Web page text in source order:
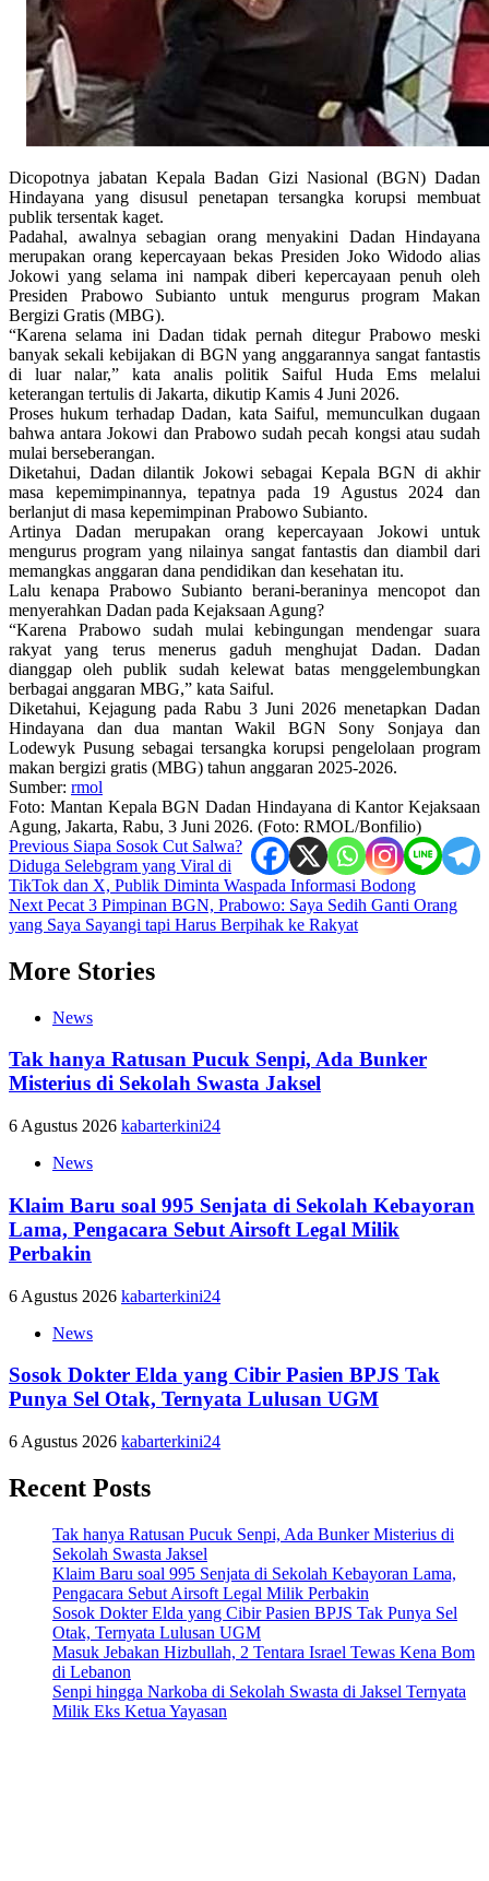
Dicopotnya jabatan Kepala Badan Gizi Nasional (BGN) Dadan
Hindayana yang disusul penetapan tersangka korupsi membuat
publik tersentak kaget.
Padahal, awalnya sebagian orang menyakini Dadan Hindayana
merupakan orang kepercayaan bekas Presiden Joko Widodo alias
Jokowi yang selama ini nampak diberi kepercayaan penuh oleh
Presiden Prabowo Subianto untuk mengurus program Makan
Bergizi Gratis (MBG).
“Karena selama ini Dadan tidak pernah ditegur Prabowo meski
banyak sekali kebijakan di BGN yang anggarannya sangat fantastis
di luar nalar,” kata analis politik Saiful Huda Ems melalui
keterangan tertulis di Jakarta, dikutip Kamis 4 Juni 2026.
Proses hukum terhadap Dadan, kata Saiful, memunculkan dugaan
bahwa antara Jokowi dan Prabowo sudah pecah kongsi atau sudah
mulai berseberangan.
Diketahui, Dadan dilantik Jokowi sebagai Kepala BGN di akhir
masa kepemimpinannya, tepatnya pada 19 Agustus 2024 dan
berlanjut di masa kepemimpinan Prabowo Subianto.
Artinya Dadan merupakan orang kepercayaan Jokowi untuk
mengurus program yang nilainya sangat fantastis dan diambil dari
memangkas anggaran dana pendidikan dan kesehatan itu.
Lalu kenapa Prabowo Subianto berani-beraninya mencopot dan
menyerahkan Dadan pada Kejaksaan Agung?
“Karena Prabowo sudah mulai kebingungan mendengar suara
rakyat yang terus menerus gaduh menghujat Dadan. Dadan
dianggap oleh publik sudah kelewat batas menggelembungkan
berbagai anggaran MBG,” kata Saiful.
Diketahui, Kejagung pada Rabu 3 Juni 2026 menetapkan Dadan
Hindayana dan dua mantan Wakil BGN Sony Sonjaya dan
Lodewyk Pusung sebagai tersangka korupsi pengelolaan program
makan bergizi gratis (MBG) tahun anggaran 2025-2026.
Sumber: rmol
Foto: Mantan Kepala BGN Dadan Hindayana di Kantor Kejaksaan
Agung, Jakarta, Rabu, 3 Juni 2026. (Foto: RMOL/Bonfilio)
Post
navigation
Previous Siapa Sosok Cut Salwa?
Diduga Selebgram yang Viral di
TikTok dan X, Publik Diminta Waspada Informasi Bodong
Next Pecat 3 Pimpinan BGN, Prabowo: Saya Sedih Ganti Orang
yang Saya Sayangi tapi Harus Berpihak ke Rakyat
More Stories
News
Tak hanya Ratusan Pucuk Senpi, Ada Bunker
Misterius di Sekolah Swasta Jaksel
6 Agustus 2026 kabarterkini24
News
Klaim Baru soal 995 Senjata di Sekolah Kebayoran
Lama, Pengacara Sebut Airsoft Legal Milik
Perbakin
6 Agustus 2026 kabarterkini24
News
Sosok Dokter Elda yang Cibir Pasien BPJS Tak
Punya Sel Otak, Ternyata Lulusan UGM
6 Agustus 2026 kabarterkini24
Recent Posts
Tak hanya Ratusan Pucuk Senpi, Ada Bunker Misterius di
Sekolah Swasta Jaksel
Klaim Baru soal 995 Senjata di Sekolah Kebayoran Lama,
Pengacara Sebut Airsoft Legal Milik Perbakin
Sosok Dokter Elda yang Cibir Pasien BPJS Tak Punya Sel
Otak, Ternyata Lulusan UGM
Masuk Jebakan Hizbullah, 2 Tentara Israel Tewas Kena Bom
di Lebanon
Senpi hingga Narkoba di Sekolah Swasta di Jaksel Ternyata
Milik Eks Ketua Yayasan